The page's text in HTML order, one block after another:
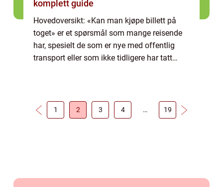
komplett guide
Hovedoversikt: «Kan man kjøpe billett på
toget» er et spørsmål som mange reisende
har, spesielt de som er nye med offentlig
transport eller som ikke tidligere har tatt
1 2 3 4 … 19